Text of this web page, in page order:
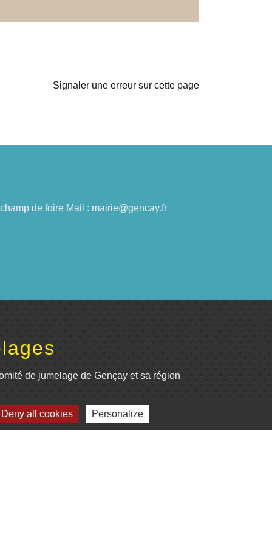
Signaler une erreur sur cette page
de foire Mail : mairie@gencay.fr
de jumelage de Gençay et sa région
Deny all cookies Personalize